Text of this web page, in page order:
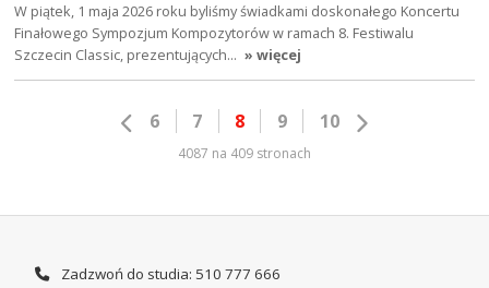
W piątek, 1 maja 2026 roku byliśmy świadkami doskonałego Koncertu
Finałowego Sympozjum Kompozytorów w ramach 8. Festiwalu
Szczecin Classic, prezentujących… » więcej
6 7 8 9 10
4087 na 409 stronach
Zadzwoń do studia: 510 777 666